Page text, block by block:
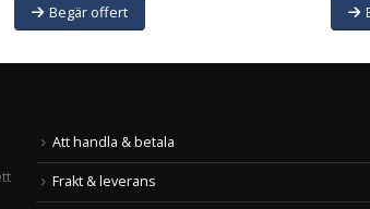
Begär offert
Att handla & betala
Frakt & leverans